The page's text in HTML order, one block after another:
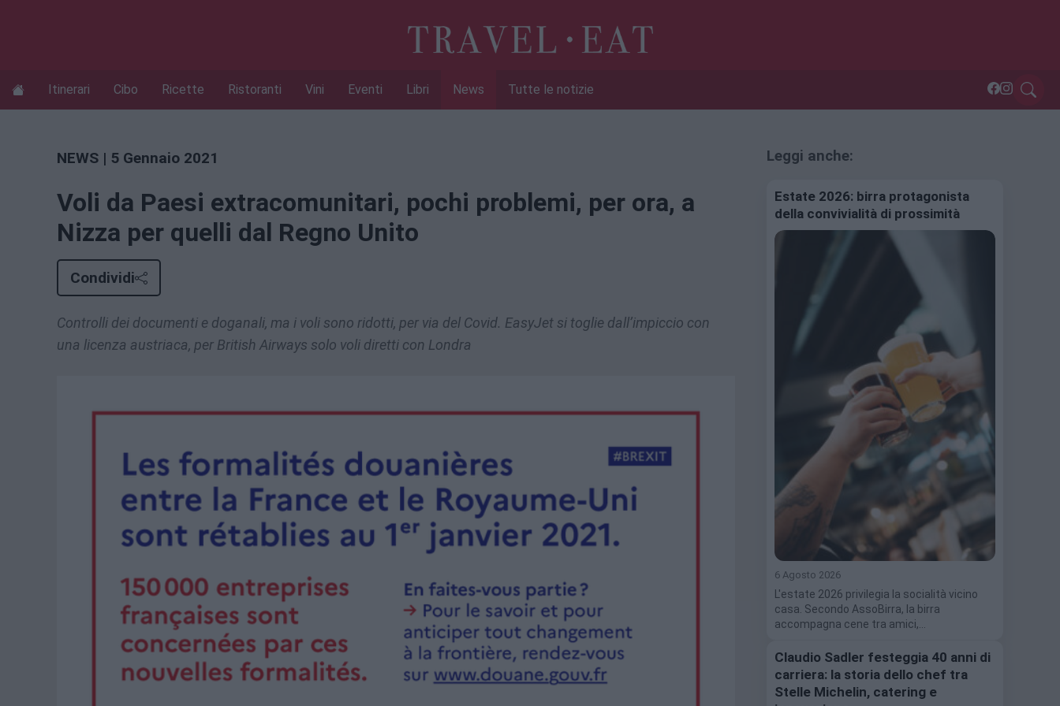
Itinerari Cibo Ricette Ristoranti Vini Eventi Libri News Tutte le notizie
NEWS | 5 Gennaio 2021
Voli da Paesi extracomunitari, pochi problemi, per ora, a
Nizza per quelli dal Regno Unito
Condividi
Controlli dei documenti e doganali, ma i voli sono ridotti, per via del Covid. EasyJet si toglie dall’impiccio con
una licenza austriaca, per British Airways solo voli diretti con Londra
Leggi anche:
Estate 2026: birra protagonista
della convivialità di prossimità
6 Agosto 2026
L'estate 2026 privilegia la socialità vicino
casa. Secondo AssoBirra, la birra
accompagna cene tra amici,…
Claudio Sadler festeggia 40 anni di
carriera: la storia dello chef tra
Stelle Michelin, catering e